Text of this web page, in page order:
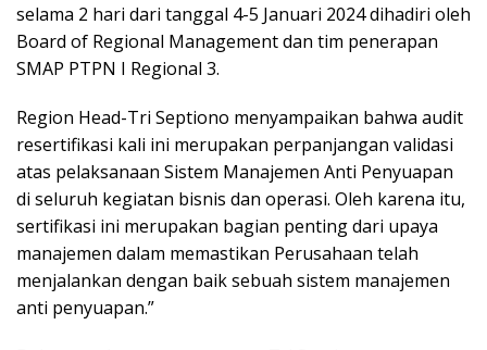
selama 2 hari dari tanggal 4-5 Januari 2024 dihadiri oleh
Board of Regional Management dan tim penerapan
SMAP PTPN I Regional 3.
Region Head-Tri Septiono menyampaikan bahwa audit
resertifikasi kali ini merupakan perpanjangan validasi
atas pelaksanaan Sistem Manajemen Anti Penyuapan
di seluruh kegiatan bisnis dan operasi. Oleh karena itu,
sertifikasi ini merupakan bagian penting dari upaya
manajemen dalam memastikan Perusahaan telah
menjalankan dengan baik sebuah sistem manajemen
anti penyuapan.”